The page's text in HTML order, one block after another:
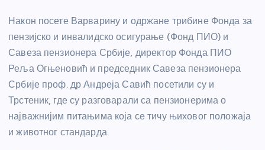
Након посете Варварину и одржане трибине Фонда за
пензијско и инвалидско осигурање (Фонд ПИО) и
Савеза пензионера Србије, директор Фонда ПИО
Реља Огњеновић и председник Савеза пензионера
Србије проф. др Андреја Савић посетили су и
Трстеник, где су разговарали са пензионерима о
најважнијим питањима која се тичу њиховог положаја
и животног стандарда.